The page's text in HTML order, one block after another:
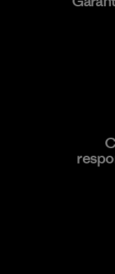
Scopri di più